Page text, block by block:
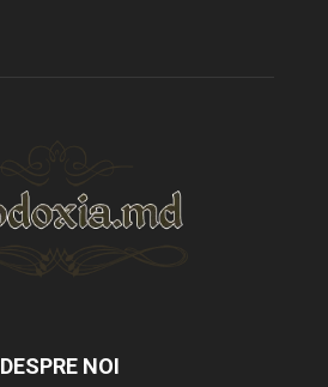
DESPRE NOI